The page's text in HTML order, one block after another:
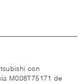
con
M008T75171 de